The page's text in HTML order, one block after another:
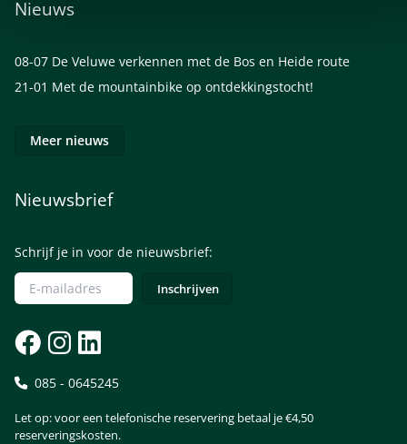
Nieuws
08-07 De Veluwe verkennen met de Bos en Heide route
21-01 Met de mountainbike op ontdekkingstocht!
Meer nieuws
Nieuwsbrief
Schrijf je in voor de nieuwsbrief:
085 - 0645245
Let op: voor een telefonische reservering betaal je €4,50
reserveringskosten.